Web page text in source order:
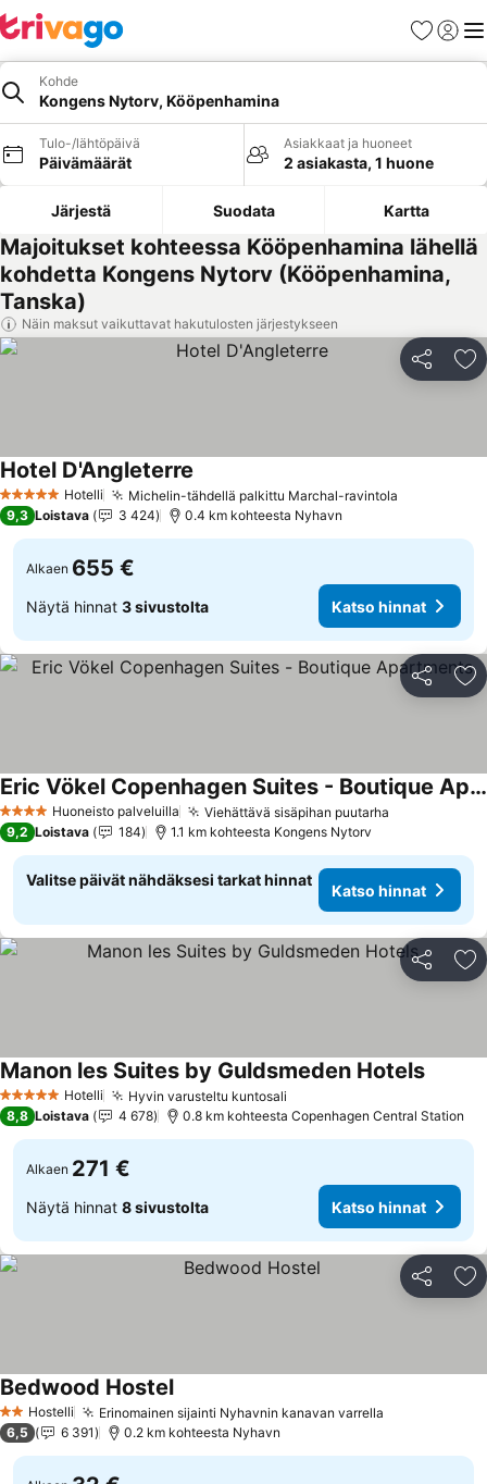
Suosikit
Kohde
Kongens Nytorv, Kööpenhamina
Tulo-/lähtöpäivä
Päivämäärät
Asiakkaat ja huoneet
2 asiakasta, 1 huone
Järjestä Suodata Kartta
Majoitukset kohteessa Kööpenhamina lähellä
kohdetta Kongens Nytorv (Kööpenhamina,
Tanska)
Näin maksut vaikuttavat hakutulosten järjestykseen
Jaa
5 Tähtiluokitus
Hotelli Michelin-tähdellä palkittu Marchal-ravintola
Hotel D'Angleterre
9,3 Loistava 3 424 0.4 km kohteesta Nyhavn
Alkaen 655 €
Näytä hinnat 3 sivustolta Katso hinnat
Jaa
4 TähtiluokitusHuoneisto palveluilla Viehättävä sisäpihan puutarha
Eric Vökel Copenhagen Suites - Boutique Apartments
9,2 Loistava 184 1.1 km kohteesta Kongens Nytorv
Valitse päivät nähdäksesi tarkat hinnat
Katso hinnat
Jaa
5 Tähtiluokitus
Hotelli Hyvin varusteltu kuntosali
Manon les Suites by Guldsmeden Hotels
8,8 Loistava 4 678 0.8 km kohteesta Copenhagen Central Station
Alkaen 271 €
Näytä hinnat 8 sivustolta Katso hinnat
Jaa
2 Tähtiluokitus
Hostelli Erinomainen sijainti Nyhavnin kanavan varrella
Bedwood Hostel
6,5 6 391 0.2 km kohteesta Nyhavn